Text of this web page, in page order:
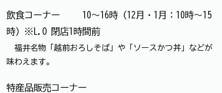
飲食コーナー 10～16時（12月・1月：10時～15
時）※L.O 閉店1時間前
福井名物「越前おろしそば」や「ソースかつ丼」などが
味わえます。
特産品販売コーナー